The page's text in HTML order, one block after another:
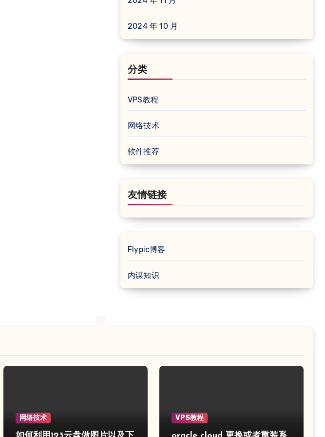
2024 年 10 月
分类
VPS教程
网络技术
软件推荐
友情链接
Flypic博客
内谋知识
网络技术 VPS教程